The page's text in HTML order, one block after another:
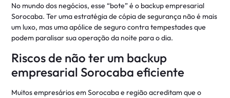
No mundo dos negócios, esse “bote” é o backup empresarial
Sorocaba. Ter uma estratégia de cópia de segurança não é mais
um luxo, mas uma apólice de seguro contra tempestades que
podem paralisar sua operação da noite para o dia.
Riscos de não ter um backup
empresarial Sorocaba eficiente
Muitos empresários em Sorocaba e região acreditam que o